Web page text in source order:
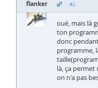
flanker
oué, mais là
ton
donc
programme,
là, ça
on n'a pas